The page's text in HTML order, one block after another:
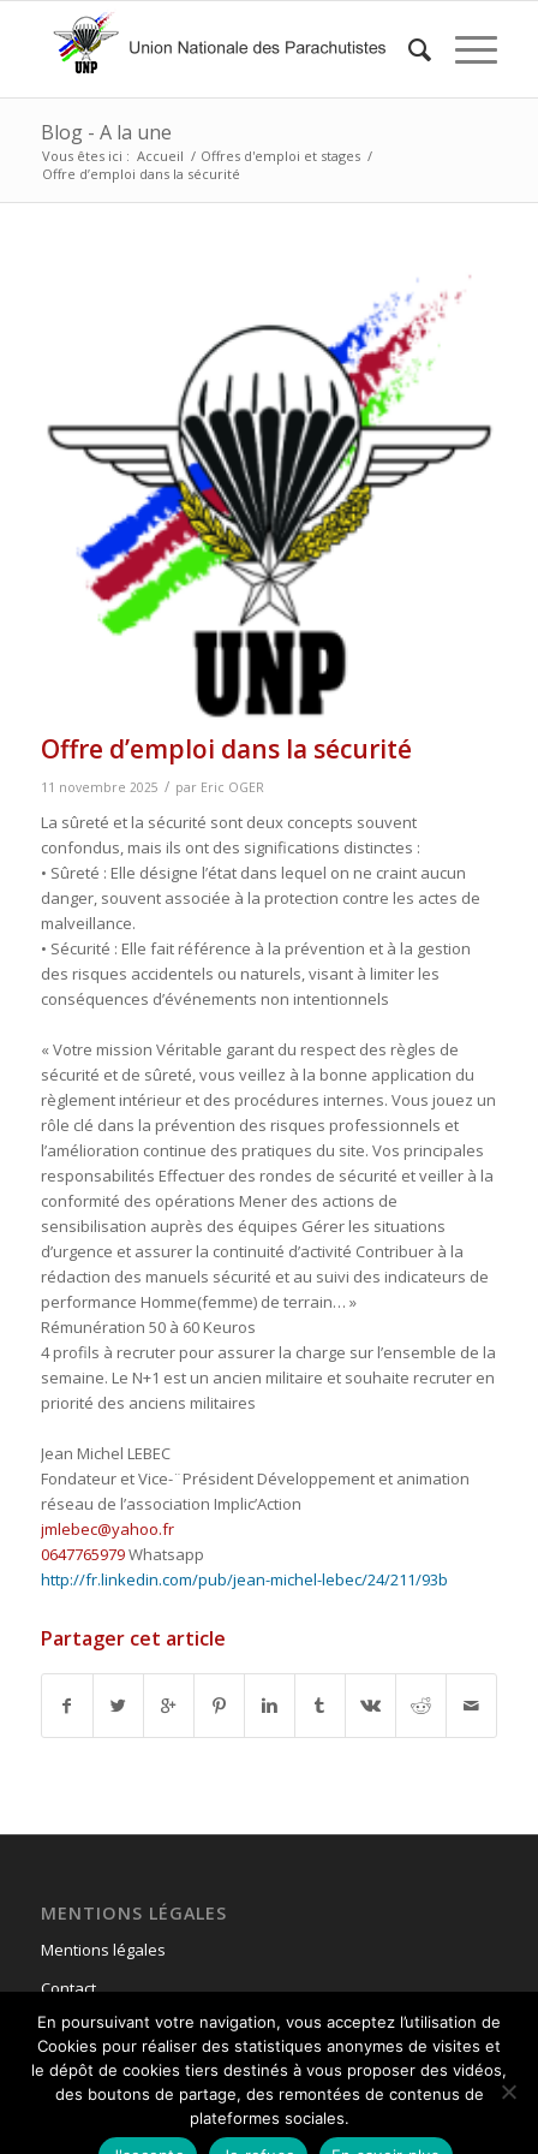
Blog - A la une
Vous êtes ici : Accueil / Offres d'emploi et stages /
Offre d’emploi dans la sécurité
Offre d’emploi dans la sécurité
11 novembre 2025 / par Eric OGER
La sûreté et la sécurité sont deux concepts souvent
confondus, mais ils ont des significations distinctes :
• Sûreté : Elle désigne l’état dans lequel on ne craint aucun
danger, souvent associée à la protection contre les actes de
malveillance.
• Sécurité : Elle fait référence à la prévention et à la gestion
des risques accidentels ou naturels, visant à limiter les
conséquences d’événements non intentionnels
« Votre mission Véritable garant du respect des règles de
sécurité et de sûreté, vous veillez à la bonne application du
règlement intérieur et des procédures internes. Vous jouez un
rôle clé dans la prévention des risques professionnels et
l’amélioration continue des pratiques du site. Vos principales
responsabilités Effectuer des rondes de sécurité et veiller à la
conformité des opérations Mener des actions de
sensibilisation auprès des équipes Gérer les situations
d’urgence et assurer la continuité d’activité Contribuer à la
rédaction des manuels sécurité et au suivi des indicateurs de
performance Homme(femme) de terrain… »
Rémunération 50 à 60 Keuros
4 profils à recruter pour assurer la charge sur l’ensemble de la
semaine. Le N+1 est un ancien militaire et souhaite recruter en
priorité des anciens militaires
Jean Michel LEBEC
Fondateur et Vice-¨Président Développement et animation
réseau de l’association Implic’Action
jmlebec@yahoo.fr
0647765979Whatsapp
http://fr.linkedin.com/pub/jean-michel-lebec/24/211/93b
Partager cet article
MENTIONS LÉGALES
Mentions légales
Contact
© Copyright - Union Nationale des Parachutistes -powered by Enfold
En poursuivant votre navigation, vous acceptez l’utilisation de
Cookies pour réaliser des statistiques anonymes de visites et
le dépôt de cookies tiers destinés à vous proposer des vidéos,
des boutons de partage, des remontées de contenus de
plateformes sociales.